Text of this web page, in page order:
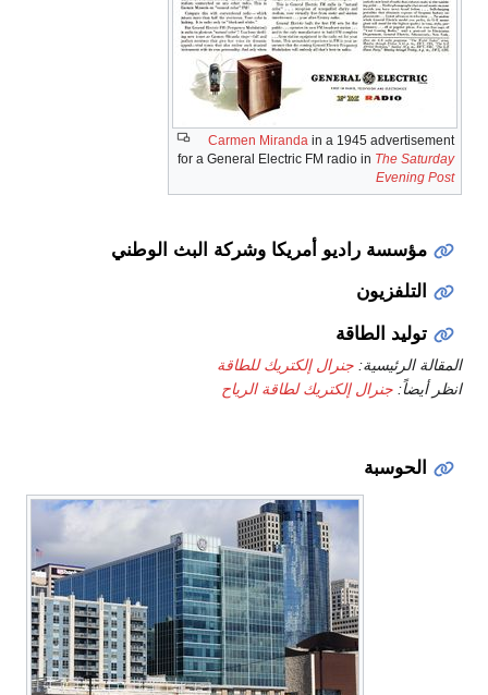
Carmen Miranda in a 1945 advertisement
for a General Electric FM radio in The Saturday
Evening Post
مؤسسة راديو أمريكا وشركة البث الوطني
التلفزيون
توليد الطاقة
المقالة الرئيسية: جنرال إلكتريك للطاقة
انظر أيضاً: جنرال إلكتريك لطاقة الرياح
الحوسبة